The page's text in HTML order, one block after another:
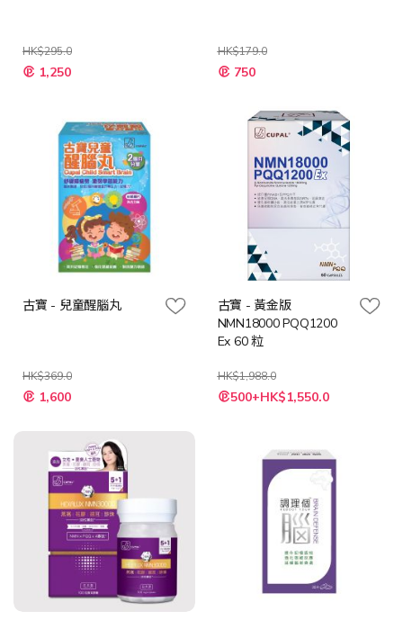
HK$295.0
特
殊 1,250
HK$179.0
特
殊 750
古寶 - 兒童醒腦丸
HK$369.0
特
殊 1,600
古寶 - 黃金版
NMN18000 PQQ1200
Ex 60 粒
HK$1,988.0
特
殊 500+HK$1,550.0